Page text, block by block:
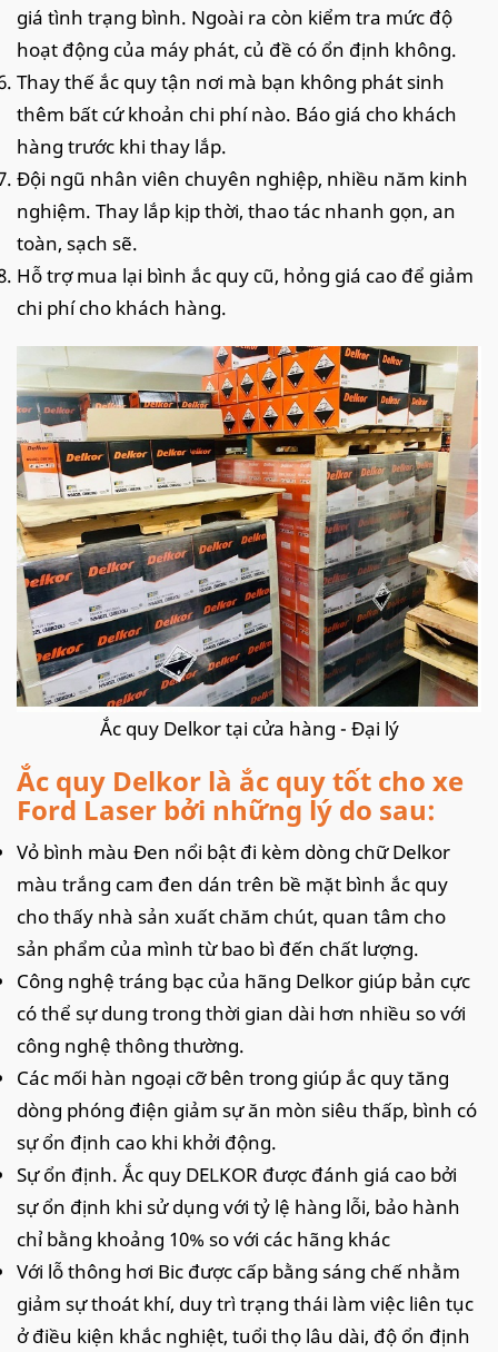
giá tình trạng bình. Ngoài ra còn kiểm tra mức độ
hoạt động của máy phát, củ đề có ổn định không.
Thay thế ắc quy tận nơi mà bạn không phát sinh
thêm bất cứ khoản chi phí nào. Báo giá cho khách
hàng trước khi thay lắp.
Đội ngũ nhân viên chuyên nghiệp, nhiều năm kinh
nghiệm. Thay lắp kịp thời, thao tác nhanh gọn, an
toàn, sạch sẽ.
Hỗ trợ mua lại bình ắc quy cũ, hỏng giá cao để giảm
chi phí cho khách hàng.
Ắc quy Delkor tại cửa hàng - Đại lý
Ắc quy Delkor là ắc quy tốt cho xe
Ford Laser bởi những lý do sau:
Vỏ bình màu Đen nổi bật đi kèm dòng chữ Delkor
màu trắng cam đen dán trên bề mặt bình ắc quy
cho thấy nhà sản xuất chăm chút, quan tâm cho
sản phẩm của mình từ bao bì đến chất lượng.
Công nghệ tráng bạc của hãng Delkor giúp bản cực
có thể sự dung trong thời gian dài hơn nhiều so với
công nghệ thông thường.
Các mối hàn ngoại cỡ bên trong giúp ắc quy tăng
dòng phóng điện giảm sự ăn mòn siêu thấp, bình có
sự ổn định cao khi khởi động.
Sự ổn định. Ắc quy DELKOR được đánh giá cao bởi
sự ổn định khi sử dụng với tỷ lệ hàng lỗi, bảo hành
chỉ bằng khoảng 10% so với các hãng khác
Với lỗ thông hơi Bic được cấp bằng sáng chế nhằm
giảm sự thoát khí, duy trì trạng thái làm việc liên tục
ở điều kiện khắc nghiệt, tuổi thọ lâu dài, độ ổn định